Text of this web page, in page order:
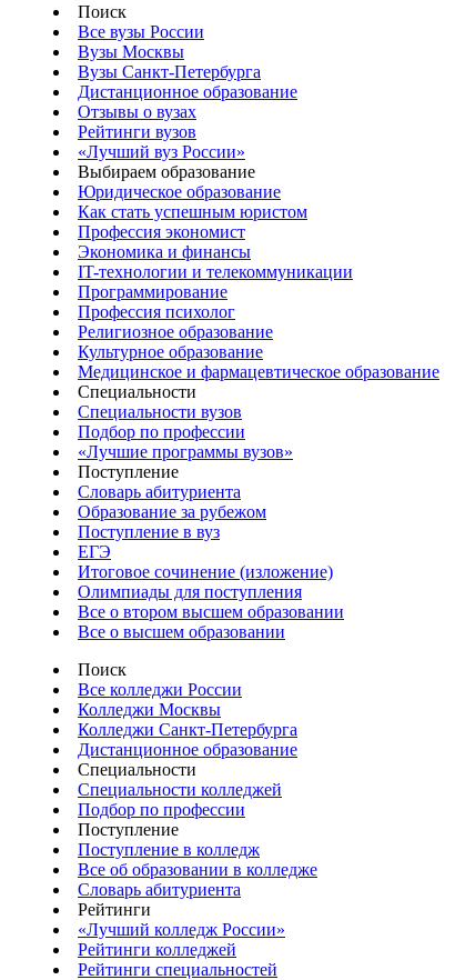
Поиск
Все вузы России
Вузы Москвы
Вузы Санкт-Петербурга
Дистанционное образование
Отзывы о вузах
Рейтинги вузов
«Лучший вуз России»
Выбираем образование
Юридическое образование
Как стать успешным юристом
Профессия экономист
Экономика и финансы
IT-технологии и телекоммуникации
Программирование
Профессия психолог
Религиозное образование
Культурное образование
Медицинское и фармацевтическое образование
Специальности
Специальности вузов
Подбор по профессии
«Лучшие программы вузов»
Поступление
Словарь абитуриента
Образование за рубежом
Поступление в вуз
ЕГЭ
Итоговое сочинение (изложение)
Олимпиады для поступления
Все о втором высшем образовании
Все о высшем образовании
Поиск
Все колледжи России
Колледжи Москвы
Колледжи Санкт-Петербурга
Дистанционное образование
Специальности
Специальности колледжей
Подбор по профессии
Поступление
Поступление в колледж
Все об образовании в колледже
Словарь абитуриента
Рейтинги
«Лучший колледж России»
Рейтинги колледжей
Рейтинги специальностей